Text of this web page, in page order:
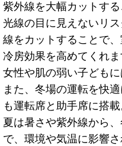
紫外線を大幅カットす
光線の目に見えないリ
線をカットすることで
冷房効果を高めてくれま
女性や肌の弱い子どもに
また、冬場の運転を快
も運転席と助手席に搭載
夏は暑さや紫外線から
で、環境や気温に影響